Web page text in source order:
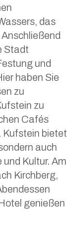
das
Stadt
und
haben Sie
zu
zu
Cafés
Kufstein bietet
auch
Kultur. Am
Kirchberg,
genießen